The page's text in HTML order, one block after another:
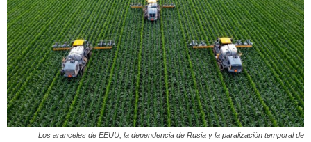
Los aranceles de EEUU, la dependencia de Rusia y la paralización temporal de